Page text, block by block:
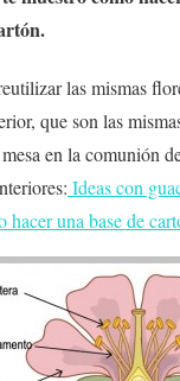
.
las mismas
que son las
en la comunión
Ideas con
hacer una base de